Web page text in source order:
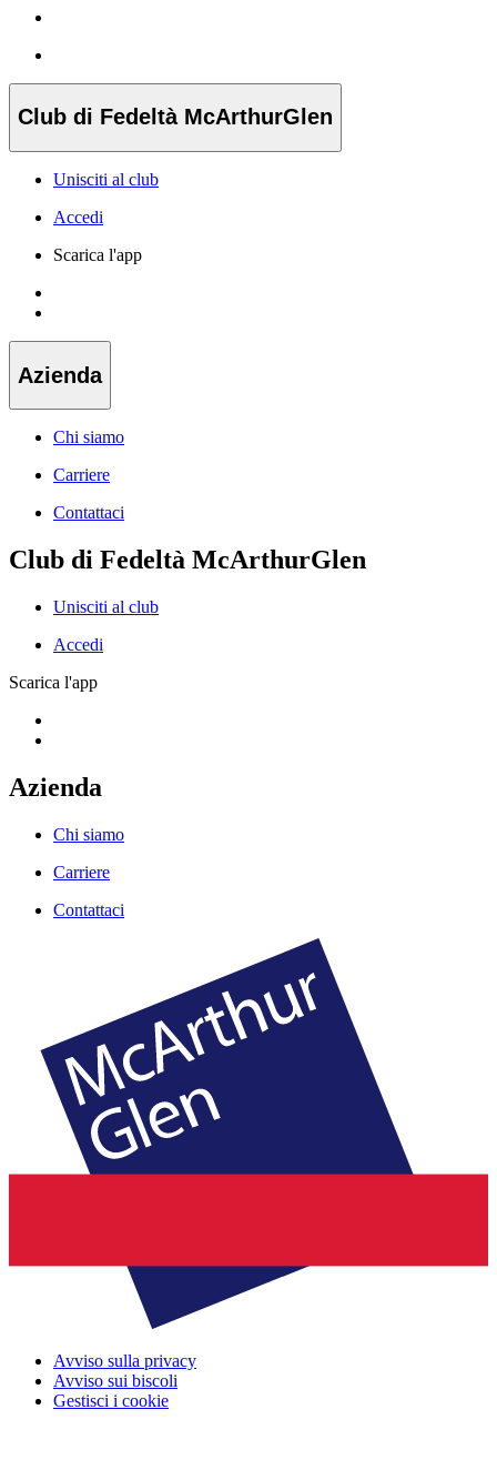
Club di Fedeltà McArthurGlen
Unisciti al club
Accedi
Scarica l'app
Azienda
Chi siamo
Carriere
Contattaci
Club di Fedeltà McArthurGlen
Unisciti al club
Accedi
Scarica l'app
Azienda
Chi siamo
Carriere
Contattaci
Avviso sulla privacy
Avviso sui biscoli
Gestisci i cookie